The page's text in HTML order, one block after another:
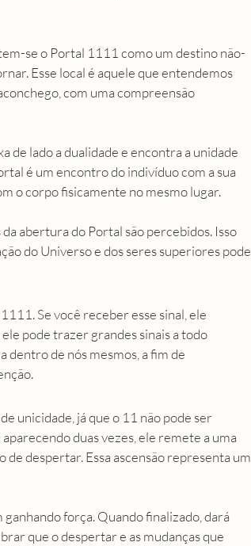
se o Portal 1111 como um destino não-
Esse local é aquele que entendemos
com uma compreensão
de lado a dualidade e encontra a unidade
é um encontro do indivíduo com a sua
o corpo fisicamente no mesmo lugar.
abertura do Portal são percebidos. Isso
do Universo e dos seres superiores pode
Se você receber esse sinal, ele
pode trazer grandes sinais a todo
dentro de nós mesmos, a fim de
unicidade, já que o 11 não pode ser
duas vezes, ele remete a uma
de despertar. Essa ascensão representa um
força. Quando finalizado, dará
que o despertar e as mudanças que